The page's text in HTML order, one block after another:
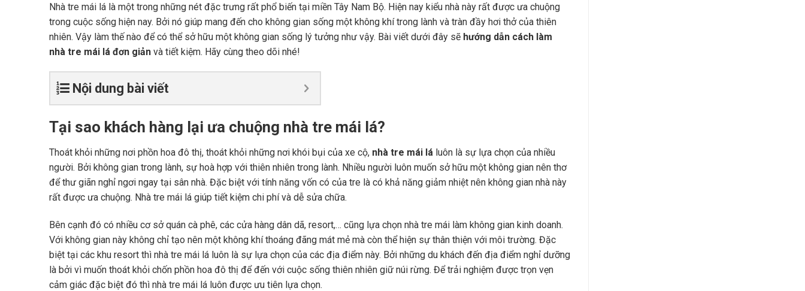
Nhà tre mái lá là một trong những nét đặc trưng rất phổ biến tại miền Tây Nam Bộ. Hiện nay kiểu nhà này rất được ưa chuộng
trong cuộc sống hiện nay. Bởi nó giúp mang đến cho không gian sống một không khí trong lành và tràn đầy hơi thở của thiên
nhiên. Vậy làm thế nào để có thể sở hữu một không gian sống lý tưởng như vậy. Bài viết dưới đây sẽ hướng dẫn cách làm
nhà tre mái lá đơn giản và tiết kiệm. Hãy cùng theo dõi nhé!
Nội dung bài viết
Tại sao khách hàng lại ưa chuộng nhà tre mái lá?
Thoát khỏi những nơi phồn hoa đô thị, thoát khỏi những nơi khói bụi của xe cộ, nhà tre mái lá luôn là sự lựa chọn của nhiều
người. Bởi không gian trong lành, sự hoà hợp với thiên nhiên trong lành. Nhiều người luôn muốn sở hữu một không gian nên thơ
để thư giãn nghỉ ngơi ngay tại sân nhà. Đặc biệt với tính năng vốn có của tre là có khả năng giảm nhiệt nên không gian nhà này
rất được ưa chuộng. Nhà tre mái lá giúp tiết kiệm chi phí và dễ sửa chữa.
Bên cạnh đó có nhiều cơ sở quán cà phê, các cửa hàng dân dã, resort,… cũng lựa chọn nhà tre mái làm không gian kinh doanh.
Với không gian này không chỉ tạo nên một không khí thoáng đãng mát mẻ mà còn thể hiện sự thân thiện với môi trường. Đặc
biệt tại các khu resort thì nhà tre mái lá luôn là sự lựa chọn của các địa điểm này. Bởi những du khách đến địa điểm nghỉ dưỡng
là bởi vì muốn thoát khỏi chốn phồn hoa đô thị để đến với cuộc sống thiên nhiên giữ núi rừng. Để trải nghiệm được trọn vẹn
cảm giác đặc biệt đó thì nhà tre mái lá luôn được ưu tiên lựa chọn.